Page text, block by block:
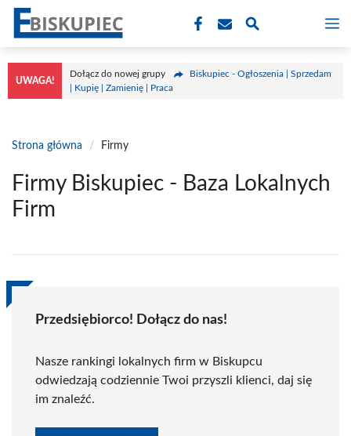
Przejdź
treści
UWAGA!
Dołącz do nowej grupy
Biskupiec - Ogłoszenia | Sprzedam
| Kupię | Zamienię | Praca
Strona główna / Firmy
Firmy Biskupiec - Baza Lokalnych
Firm
Przedsiębiorco! Dołącz do nas!
Nasze rankingi lokalnych firm w Biskupcu
odwiedzają codziennie Twoi przyszli klienci, daj się
im znaleźć.